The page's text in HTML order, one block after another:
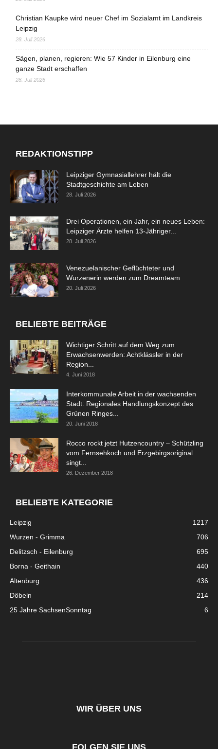
Christian Kaupke wird neuer Chef im Sozialamt im Landkreis
Leipzig
28. Juli 2026
Sägen, planen, regieren: Wie 57 Kinder in Eilenburg eine
ganze Stadt erschaffen
28. Juli 2026
REDAKTIONSTIPP
Leipziger Gymnasiallehrer hält die
Stadtgeschichte am Leben
28. Juli 2026
Drei Operationen, ein Jahr, ein neues Leben:
Leipziger Ärzte helfen 13-Jähriger...
28. Juli 2026
Venezuelanischer Geflüchteter und
Wurzenerin werden zum Dreamteam
20. Juli 2026
BELIEBTE BEITRÄGE
Wichtiger Schritt auf dem Weg zum
Erwachsenwerden: Achtklässler in der
Region...
4. Juni 2018
Interkommunale Arbeit in der wachsenden
Stadt: Regionales Handlungskonzept des
Grünen Ringes...
20. Juni 2018
Rocco rockt jetzt Hutzencountry – Schützling
vom Fernsehkoch und Erzgebirgsoriginal
singt...
26. Dezember 2018
BELIEBTE KATEGORIE
Leipzig
1217
Wurzen - Grimma
706
Delitzsch - Eilenburg
695
Borna - Geithain
440
Altenburg
436
Döbeln
214
25 Jahre SachsenSonntag
6
WIR ÜBER UNS
FOLGEN SIE UNS